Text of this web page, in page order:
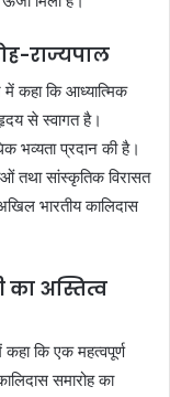
राज्यपाल
कहा कि आध्यात्मिक
से स्वागत है।
भव्यता प्रदान की है।
तथा सांस्कृतिक विरासत
भारतीय कालिदास
का अस्तित्व
कि एक महत्वपूर्ण
समारोह का